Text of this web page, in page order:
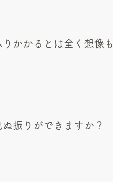
かかるとは全く想像も
振りができますか？